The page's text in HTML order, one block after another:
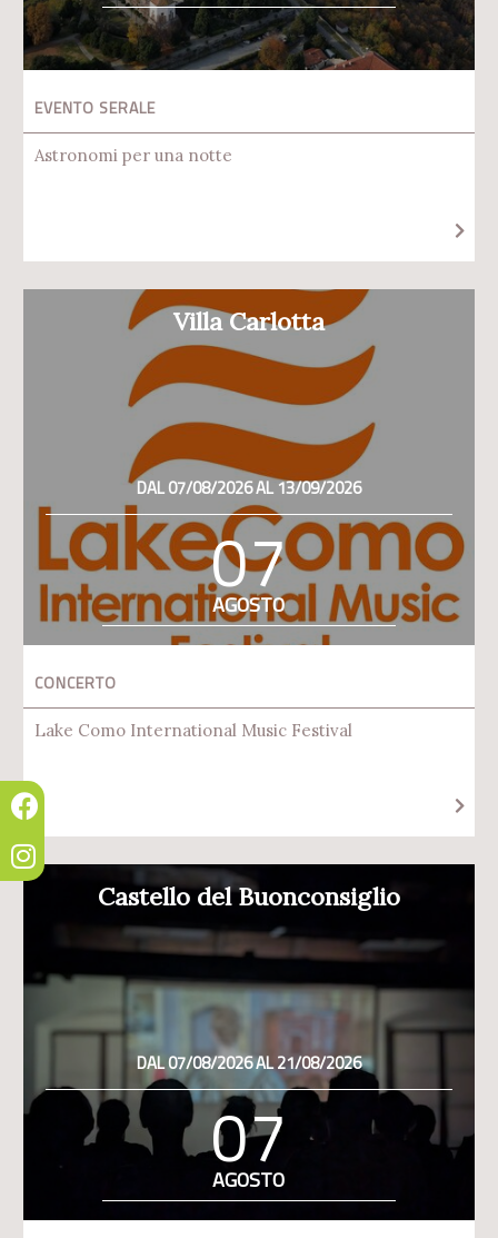
EVENTO SERALE
Astronomi per una notte
Villa Carlotta
DAL 07/08/2026 AL 13/09/2026
07
AGOSTO
CONCERTO
Lake Como International Music Festival
Castello del Buonconsiglio
DAL 07/08/2026 AL 21/08/2026
07
AGOSTO